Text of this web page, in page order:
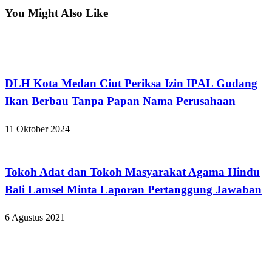
You Might Also Like
DLH Kota Medan Ciut Periksa Izin IPAL Gudang
Ikan Berbau Tanpa Papan Nama Perusahaan
11 Oktober 2024
Tokoh Adat dan Tokoh Masyarakat Agama Hindu
Bali Lamsel Minta Laporan Pertanggung Jawaban
6 Agustus 2021